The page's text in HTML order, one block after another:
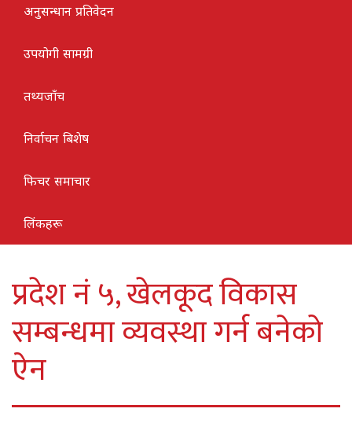
अनुसन्धान प्रतिवेदन
उपयोगी सामग्री
तथ्यजाँच
निर्वाचन बिशेष
फिचर समाचार
लिंकहरू
प्रदेश नं ५, खेलकूद विकास
सम्बन्धमा व्यवस्था गर्न बनेको
ऐन